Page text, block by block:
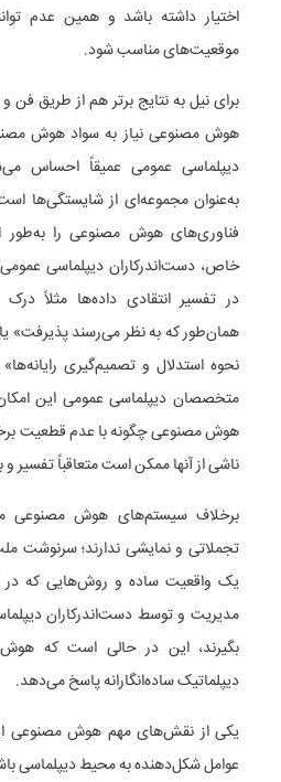
اختیار داشته باشد و همین عدم
موقعیت‌های مناسب شود.
برای نیل به نتایج برتر هم از طریق
هوش مصنوعی نیاز به سواد هوش
دیپلماسی عمومی عمیقاً احساس
به‌عنوان مجموعه‌ای از شایستگی‌ها است
فناوری‌های هوش مصنوعی را به‌طور
خاص، دست‌اندرکاران دیپلماسی
در تفسیر انتقادی داده‌ها مثلاً درک
همان‌طور که به نظر می‌رسند پذیرفت»
نحوه استدلال و تصمیم‌گیری رایانه‌ها»
متخصصان دیپلماسی عمومی این
هوش مصنوعی چگونه با عدم قطعیت
ناشی از آنها ممکن است متعاقباً تفسیر
برخلاف سیستم‌های هوش مصنوعی
تجملاتی و نمایشی ندارند؛ سرنوشت
یک واقعیت ساده و روش‌هایی که در
مدیریت و توسط دست‌اندرکاران
بگیرند، این در حالی است که
دیپلماتیک ساده‌انگارانه پاسخ می‌دهد.
یکی از نقش‌های مهم هوش مصنوعی
عوامل شکل‌دهنده به محیط دیپلماسی